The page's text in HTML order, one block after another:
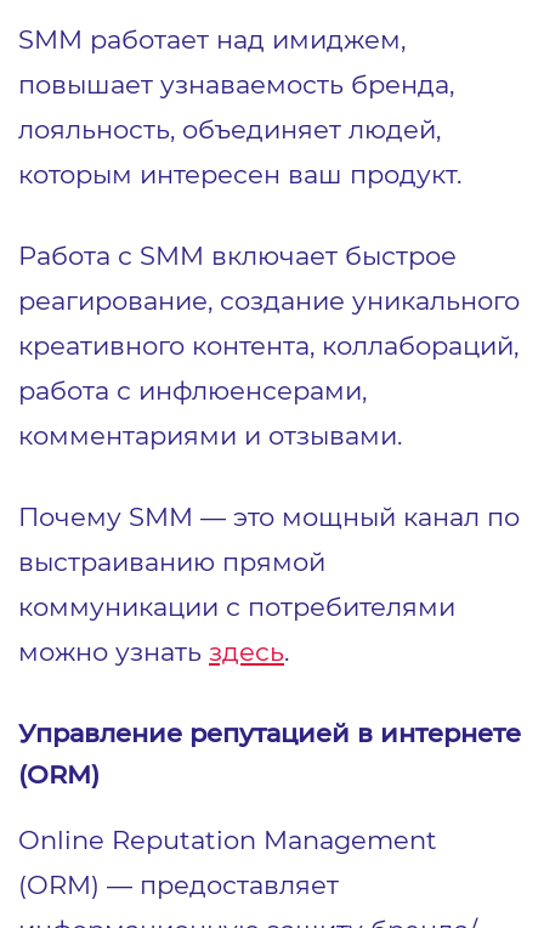
SMM работает над имиджем,
повышает узнаваемость бренда,
лояльность, объединяет людей,
которым интересен ваш продукт.
Работа с SMM включает быстрое
реагирование, создание уникального
креативного контента, коллабораций,
работа с инфлюенсерами,
комментариями и отзывами.
Почему SMM — это мощный канал по
выстраиванию прямой
коммуникации с потребителями
можно узнать здесь.
Управление репутацией в интернете
(ORM)
Online Reputation Management
(ORM) ― предоставляет